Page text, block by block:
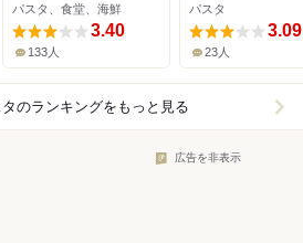
パスタ、食堂、海鮮
3.40
133人
パスタ
3.09
23人
のランキングをもっと見る
広告を非表示